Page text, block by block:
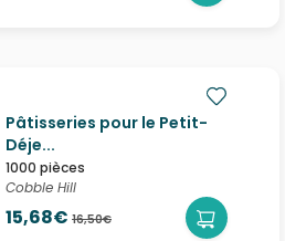
Pâtisseries pour le Petit-
Déje...
1000 pièces
Cobble Hill
15,68€ 16,50€